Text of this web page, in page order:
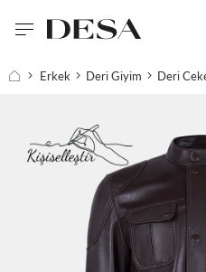
Erkek Deri Giyim Deri